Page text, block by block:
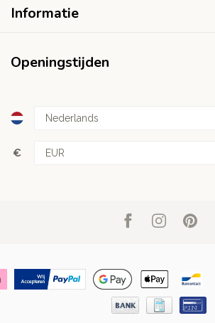
Informatie
Openingstijden
€